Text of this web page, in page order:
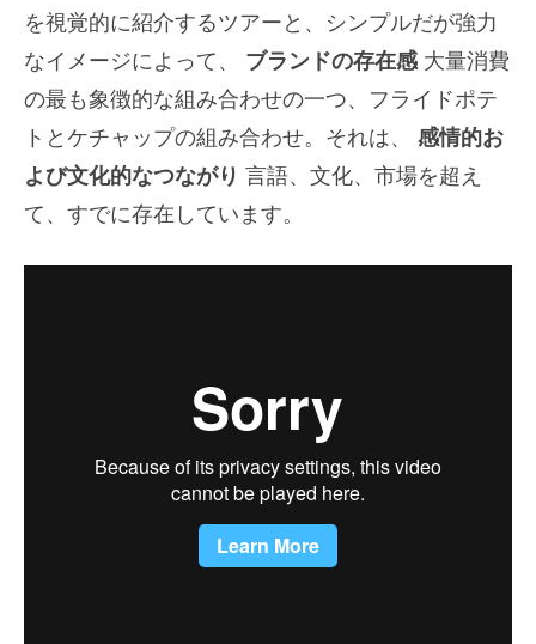
を視覚的に紹介するツアーと、シンプルだが強力
なイメージによって、 ブランドの存在感 大量消費
の最も象徴的な組み合わせの一つ、フライドポテ
トとケチャップの組み合わせ。それは、 感情的お
よび文化的なつながり 言語、文化、市場を超え
て、すでに存在しています。